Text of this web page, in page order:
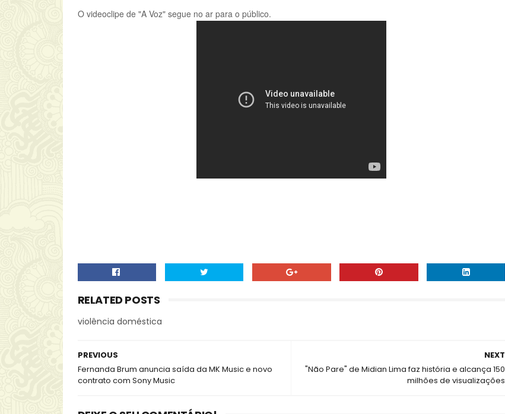
O videoclipe de "A Voz" segue no ar para o público.
RELATED POSTS
violência doméstica
NEXT
"Não Pare" de Midian Lima faz história e alcança 150
milhões de visualizações
PREVIOUS
Fernanda Brum anuncia saída da MK Music e novo
contrato com Sony Music